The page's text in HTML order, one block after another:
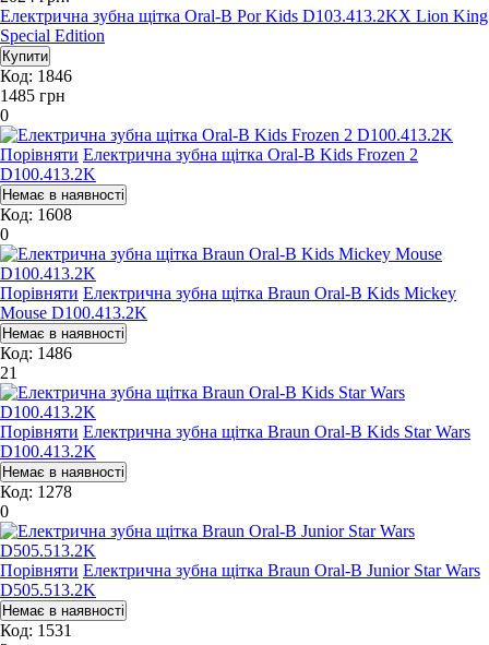
Електрична зубна щітка Oral-B Por Kids D103.413.2KX Lion King
Special Edition
Код: 1846
1485 грн
0
Порівняти Електрична зубна щітка Oral-B Kids Frozen 2
D100.413.2K
Код: 1608
0
Порівняти Електрична зубна щітка Braun Oral-B Kids Mickey
Mouse D100.413.2K
Код: 1486
21
Порівняти Електрична зубна щітка Braun Oral-B Kids Star Wars
D100.413.2K
Код: 1278
0
Порівняти Електрична зубна щітка Braun Oral-B Junior Star Wars
D505.513.2K
Код: 1531